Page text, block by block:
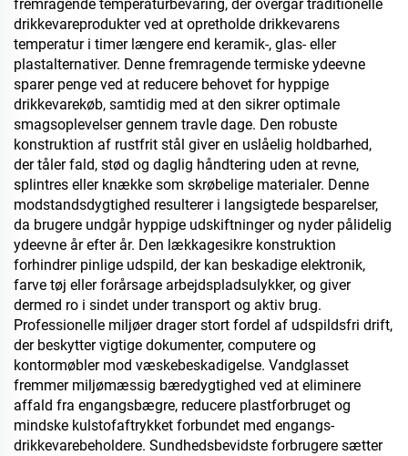
fremragende temperaturbevaring, der overgår traditionelle
drikkevareprodukter ved at opretholde drikkevarens
temperatur i timer længere end keramik-, glas- eller
plastalternativer. Denne fremragende termiske ydeevne
sparer penge ved at reducere behovet for hyppige
drikkevarekøb, samtidig med at den sikrer optimale
smagsoplevelser gennem travle dage. Den robuste
konstruktion af rustfrit stål giver en uslåelig holdbarhed,
der tåler fald, stød og daglig håndtering uden at revne,
splintres eller knække som skrøbelige materialer. Denne
modstandsdygtighed resulterer i langsigtede besparelser,
da brugere undgår hyppige udskiftninger og nyder pålidelig
ydeevne år efter år. Den lækkagesikre konstruktion
forhindrer pinlige udspild, der kan beskadige elektronik,
farve tøj eller forårsage arbejdspladsulykker, og giver
dermed ro i sindet under transport og aktiv brug.
Professionelle miljøer drager stort fordel af udspildsfri drift,
der beskytter vigtige dokumenter, computere og
kontormøbler mod væskebeskadigelse. Vandglasset
fremmer miljømæssig bæredygtighed ved at eliminere
affald fra engangsbægre, reducere plastforbruget og
mindske kulstofaftrykket forbundet med engangs-
drikkevarebeholdere. Sundhedsbevidste forbrugere sætter